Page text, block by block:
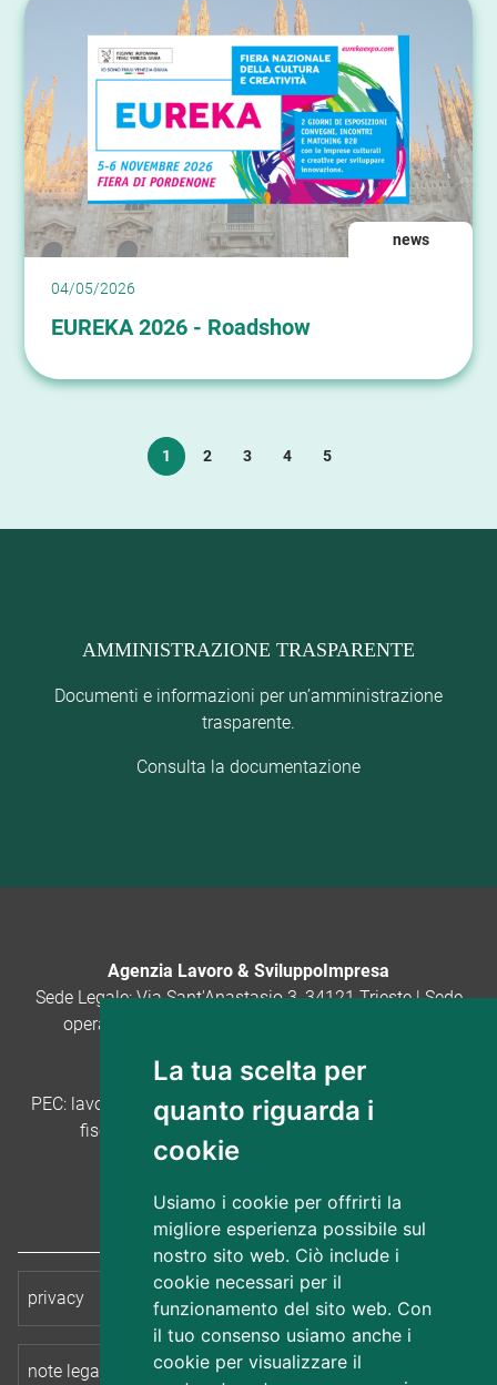
La tua scelta per
quanto riguarda i
cookie
Usiamo i cookie per offrirti la
migliore esperienza possibile sul
nostro sito web. Ciò include i
cookie necessari per il
funzionamento del sito web. Con
il tuo consenso usiamo anche i
cookie per visualizzare il
news
04/05/2026
EUREKA 2026 - Roadshow
1 2 3 4 5
AMMINISTRAZIONE TRASPARENTE
Documenti e informazioni per un’amministrazione
trasparente.
Consulta la documentazione
Agenzia Lavoro & SviluppoImpresa
Sede Legale: Via Sant'Anastasio 3, 34121 Trieste | Sede
operativa: Via San Nicolò 20, 34121 Trieste · tel.
lavoro.sviluppoimpresa@regione.fvg.it
PEC: lavoro.sviluppoimpresa@certregione.fvg.it
fiscale: 90160400322 - P.IVA: 01373960325
Seguici su Facebook
Seguici su Linkedin
privacy cookie
note legali accessibilità